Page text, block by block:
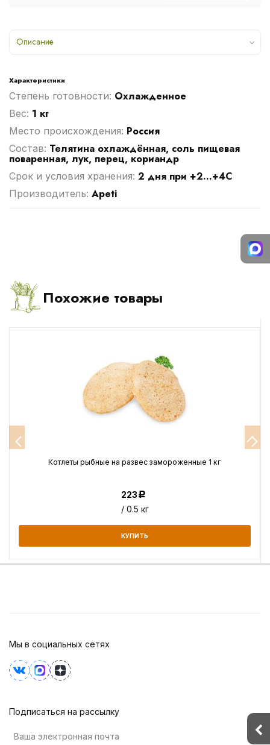
Описание
Характеристики
Степень готовности: Охлажденное
Вес: 1 кг
Место происхождения: Россия
Cостав: Телятина охлаждённая, соль пищевая
поваренная, лук, перец, кориандр
Срок и условия хранения: 2 дня при +2...+4С
Производитель: Apeti
Похожие товары
Котлеты рыбные на развес замороженные 1 кг
223Р
/ 0.5 кг
КУПИТЬ
Мы в социальных сетях
Подписаться на рассылку